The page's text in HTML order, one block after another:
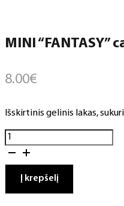
MINI “FANTASY”
8.00€
Išskirtinis gelinis lakas,
produkto
kiekis:
"FANTASY"
Į krepšelį